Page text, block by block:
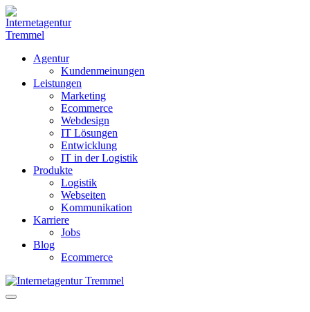
Weiter
zum
Inhalt
Agentur
Kundenmeinungen
Leistungen
Marketing
Ecommerce
Webdesign
IT Lösungen
Entwicklung
IT in der Logistik
Produkte
Logistik
Webseiten
Kommunikation
Karriere
Jobs
Blog
Ecommerce
Menü-